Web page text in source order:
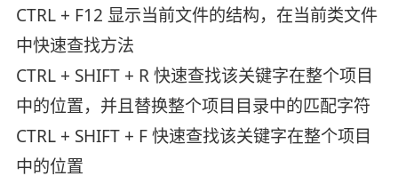
CTRL + F12 显示当前文件的结构，在当前类文件
中快速查找方法
CTRL + SHIFT + R 快速查找该关键字在整个项目
中的位置，并且替换整个项目目录中的匹配字符
CTRL + SHIFT + F 快速查找该关键字在整个项目
中的位置